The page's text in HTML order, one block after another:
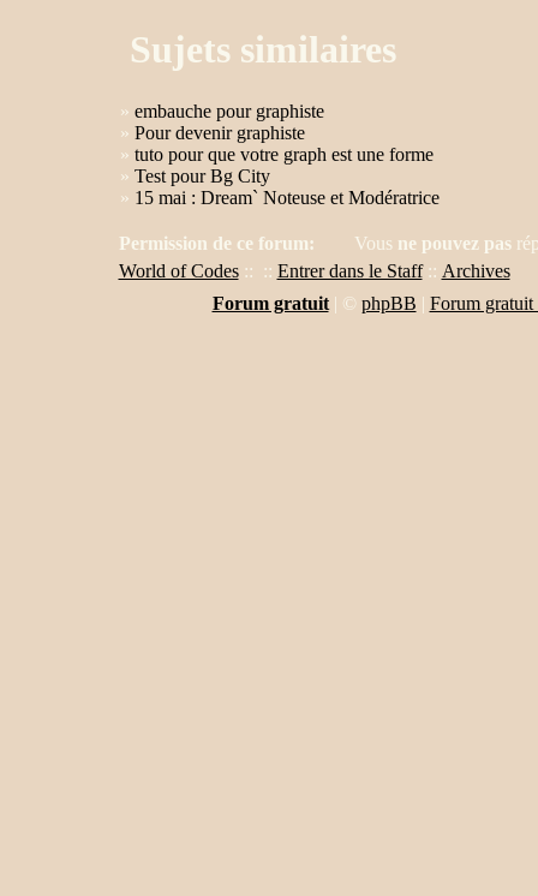
Sujets similaires
» embauche pour graphiste
» Pour devenir graphiste
» tuto pour que votre graph est une forme
» Test pour Bg City
» 15 mai : Dream` Noteuse et Modératrice
Permission de ce forum: Vous ne pouvez pas
World of Codes:: :: Entrer dans le Staff:: Archives
Forum gratuit| © phpBB | Forum gratuit